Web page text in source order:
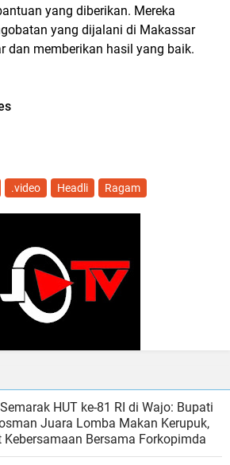
yang diberikan. Mereka
yang dijalani di Makassar
dan memberikan hasil yang baik.
.video Headli Ragam
HUT ke-81 RI di Wajo: Bupati
Juara Lomba Makan Kerupuk,
Kebersamaan Bersama Forkopimda